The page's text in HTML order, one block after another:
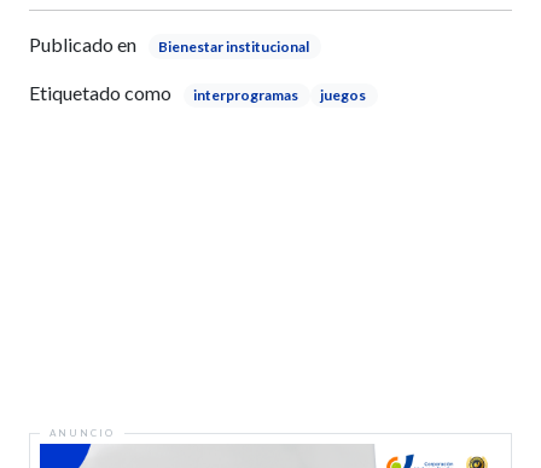
Publicado en Bienestar institucional
Etiquetado como interprogramas juegos